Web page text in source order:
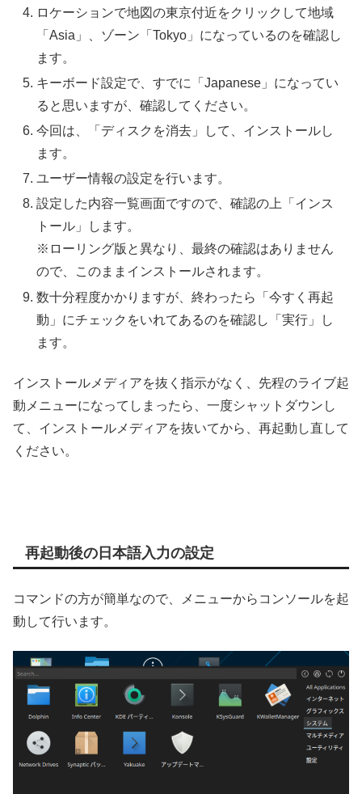
ロケーションで地図の東京付近をクリックして地域
「Asia」、ゾーン「Tokyo」になっているのを確認し
ます。
キーボード設定で、すでに「Japanese」になってい
ると思いますが、確認してください。
今回は、「ディスクを消去」して、インストールし
ます。
ユーザー情報の設定を行います。
設定した内容一覧画面ですので、確認の上「インス
トール」します。
※ローリング版と異なり、最終の確認はありません
ので、このままインストールされます。
数十分程度かかりますが、終わったら「今すく再起
動」にチェックをいれてあるのを確認し「実行」し
ます。
インストールメディアを抜く指示がなく、先程のライブ起
動メニューになってしまったら、一度シャットダウンし
て、インストールメディアを抜いてから、再起動し直して
ください。
再起動後の日本語入力の設定
コマンドの方が簡単なので、メニューからコンソールを起
動して行います。